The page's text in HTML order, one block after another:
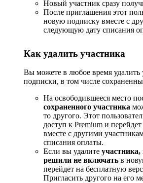
Новый участник сразу
После приглашения этот
новую подписку вместе с
следующую дату списания
Как удалить участника
Вы можете в любое время удалить
подписки, в том числе
На освободившееся место
сохраненного участника
то другого. Этот
доступ к Premium и
вместе с другими
списания оплаты.
Если вы удалите участника,
решили не включать в
перейдет на бесплатную
Пригласить другого на его